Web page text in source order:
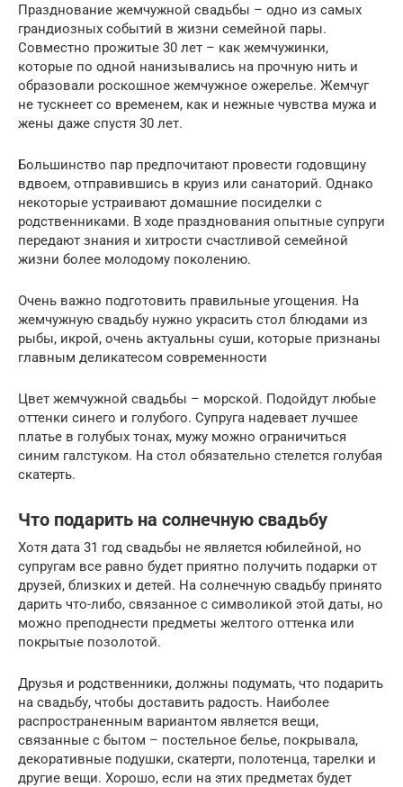
Празднование жемчужной свадьбы – одно из самых
грандиозных событий в жизни семейной пары.
Совместно прожитые 30 лет – как жемчужинки,
которые по одной нанизывались на прочную нить и
образовали роскошное жемчужное ожерелье. Жемчуг
не тускнеет со временем, как и нежные чувства мужа и
жены даже спустя 30 лет.
Большинство пар предпочитают провести годовщину
вдвоем, отправившись в круиз или санаторий. Однако
некоторые устраивают домашние посиделки с
родственниками. В ходе празднования опытные супруги
передают знания и хитрости счастливой семейной
жизни более молодому поколению.
Очень важно подготовить правильные угощения. На
жемчужную свадьбу нужно украсить стол блюдами из
рыбы, икрой, очень актуальны суши, которые признаны
главным деликатесом современности
Цвет жемчужной свадьбы – морской. Подойдут любые
оттенки синего и голубого. Супруга надевает лучшее
платье в голубых тонах, мужу можно ограничиться
синим галстуком. На стол обязательно стелется голубая
скатерть.
Что подарить на солнечную свадьбу
Хотя дата 31 год свадьбы не является юбилейной, но
супругам все равно будет приятно получить подарки от
друзей, близких и детей. На солнечную свадьбу принято
дарить что-либо, связанное с символикой этой даты, но
можно преподнести предметы желтого оттенка или
покрытые позолотой.
Друзья и родственники, должны подумать, что подарить
на свадьбу, чтобы доставить радость. Наиболее
распространенным вариантом является вещи,
связанные с бытом – постельное белье, покрывала,
декоративные подушки, скатерти, полотенца, тарелки и
другие вещи. Хорошо, если на этих предметах будет